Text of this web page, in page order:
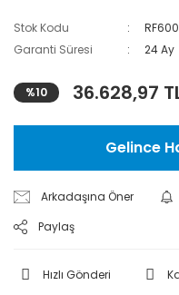
Stok Kodu
Garanti Süresi
24 Ay
%10 36.628,97
Gelince
Arkadaşına Öner
Paylaş
Hızlı Gönderi